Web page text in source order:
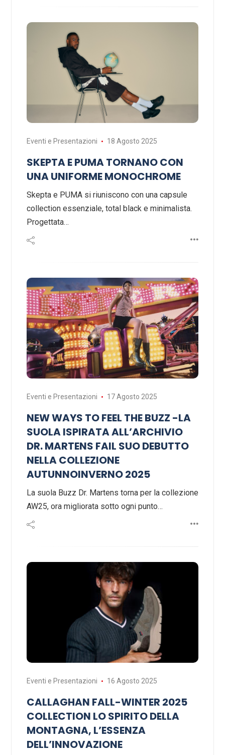
Eventi e Presentazioni 18 Agosto 2025
SKEPTA E PUMA TORNANO CON
UNA UNIFORME MONOCHROME
Skepta e PUMA si riuniscono con una capsule
collection essenziale, total black e minimalista.
Progettata…
Eventi e Presentazioni 17 Agosto 2025
NEW WAYS TO FEEL THE BUZZ -LA
SUOLA ISPIRATA ALL’ARCHIVIO
DR. MARTENS FAIL SUO DEBUTTO
NELLA COLLEZIONE
AUTUNNOINVERNO 2025
La suola Buzz Dr. Martens torna per la collezione
AW25, ora migliorata sotto ogni punto…
Eventi e Presentazioni 16 Agosto 2025
CALLAGHAN FALL-WINTER 2025
COLLECTION LO SPIRITO DELLA
MONTAGNA, L’ESSENZA
DELL’INNOVAZIONE